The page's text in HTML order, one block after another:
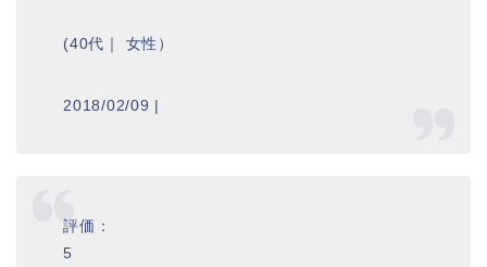
(40代｜ 女性）
2018/02/09 |
評価：
5